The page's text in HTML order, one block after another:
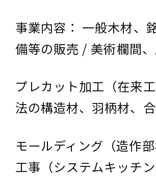
事業内容： 一般木材、
備等の販売 / 美術欄間
プレカット加工（在来
法の構造材、羽柄材、
モールディング（造作
工事（システムキッチ